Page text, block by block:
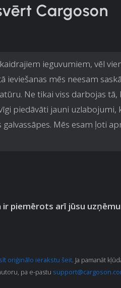
Cargoson
ieguvumiem, vēl
ieviešanas mēs neesam
Ne tikai viss darbojas tā,
piedāvāti jauni uzlabojumi,
Mēs esam ļoti
ir piemērots arī jūsu
oriģinālo ierakstu šeit. Ja pamanāt
pa e-pastu